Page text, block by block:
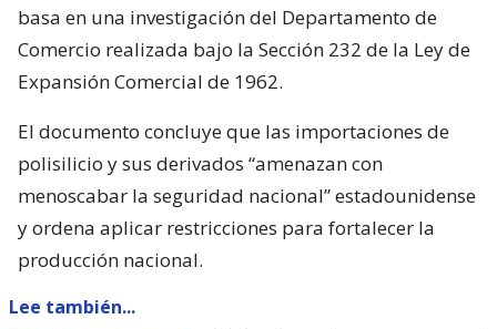
basa en una investigación del Departamento de
Comercio realizada bajo la Sección 232 de la Ley de
Expansión Comercial de 1962.
El documento concluye que las importaciones de
polisilicio y sus derivados “amenazan con
menoscabar la seguridad nacional” estadounidense
y ordena aplicar restricciones para fortalecer la
producción nacional.
Lee también...